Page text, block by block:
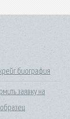
биография
заявку на